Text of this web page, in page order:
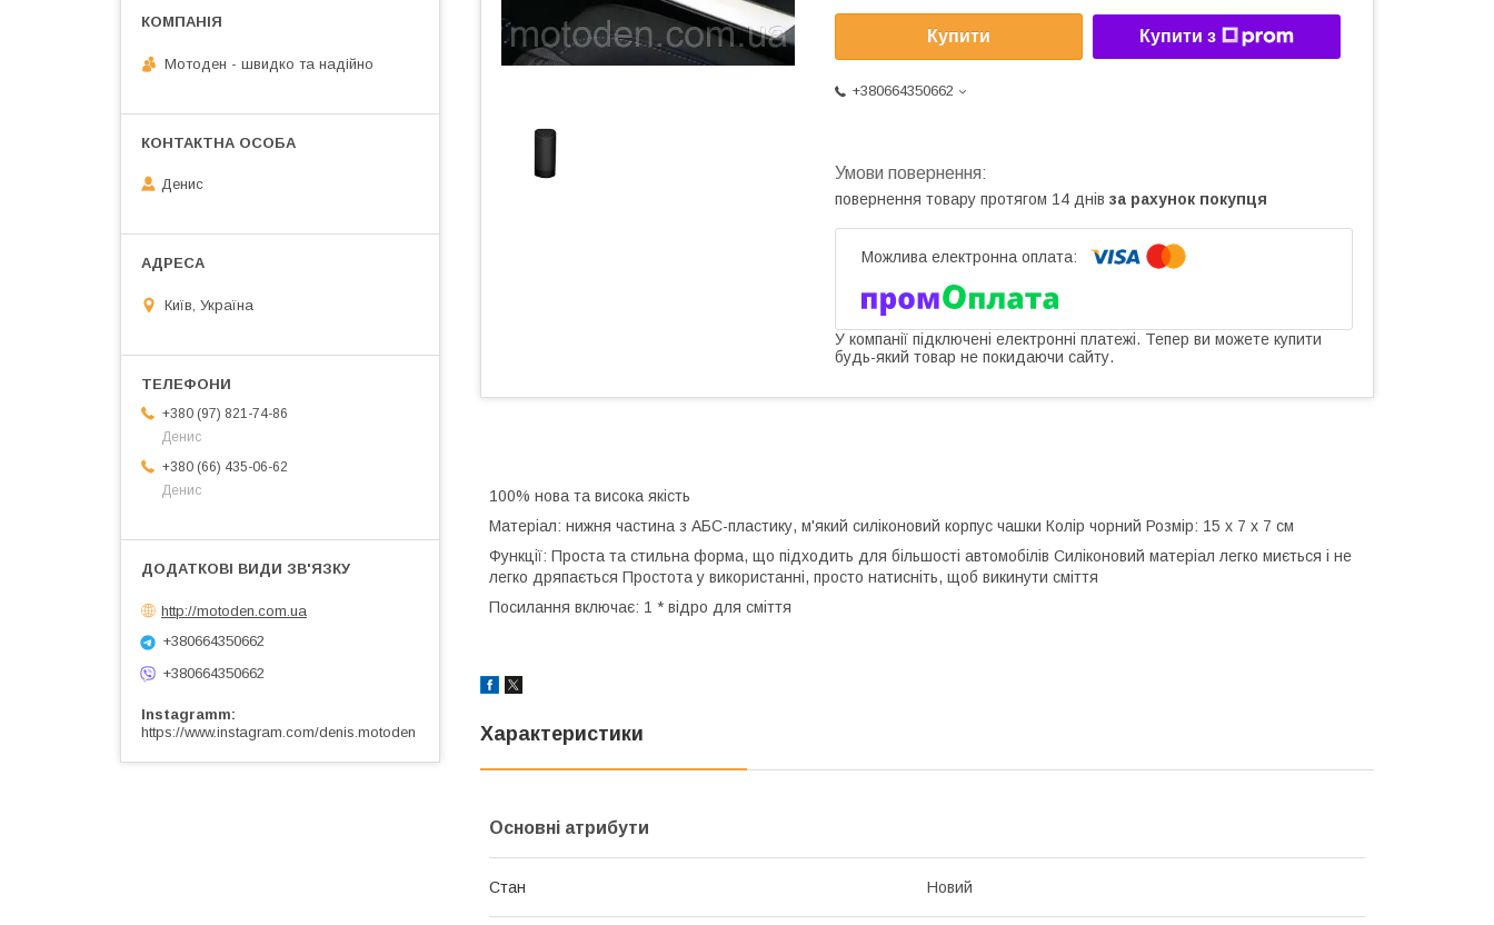
Купити Купити з
+380664350662
повернення товару протягом 14 днів за рахунок покупця
У компанії підключені електронні платежі. Тепер ви можете купити
будь-який товар не покидаючи сайту.
100% нова та висока якість
Матеріал: нижня частина з АБС-пластику, м'який силіконовий корпус чашки Колір чорний Розмір: 15 х 7 х 7 см
Функції: Проста та стильна форма, що підходить для більшості автомобілів Силіконовий матеріал легко миється і не
легко дряпається Простота у використанні, просто натисніть, щоб викинути сміття
Посилання включає: 1 * відро для сміття
Характеристики
Основні атрибути
Стан Новий
Мотоден - швидко та надійно
Денис
Київ, Україна
+380 (97) 821-74-86
Денис
+380 (66) 435-06-62
Денис
http://motoden.com.ua
+380664350662
+380664350662
Instagramm
https://www.instagram.com/denis.motoden